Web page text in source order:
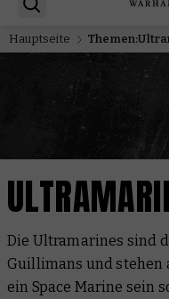
Hauptseite
Die Ultramarines sind
Guillimans und stehen
ein Space Marine sein